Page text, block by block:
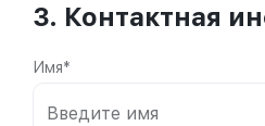
3. Контактная
Имя*